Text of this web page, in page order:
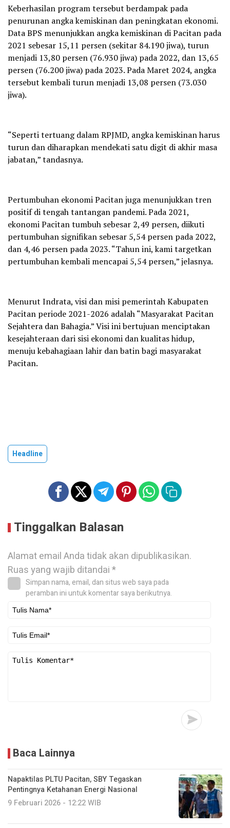
Keberhasilan program tersebut berdampak pada
penurunan angka kemiskinan dan peningkatan ekonomi.
Data BPS menunjukkan angka kemiskinan di Pacitan pada
2021 sebesar 15,11 persen (sekitar 84.190 jiwa), turun
menjadi 13,80 persen (76.930 jiwa) pada 2022, dan 13,65
persen (76.200 jiwa) pada 2023. Pada Maret 2024, angka
tersebut kembali turun menjadi 13,08 persen (73.030
jiwa).
“Seperti tertuang dalam RPJMD, angka kemiskinan harus
turun dan diharapkan mendekati satu digit di akhir masa
jabatan,” tandasnya.
Pertumbuhan ekonomi Pacitan juga menunjukkan tren
positif di tengah tantangan pandemi. Pada 2021,
ekonomi Pacitan tumbuh sebesar 2,49 persen, diikuti
pertumbuhan signifikan sebesar 5,54 persen pada 2022,
dan 4,46 persen pada 2023. “Tahun ini, kami targetkan
pertumbuhan kembali mencapai 5,54 persen,” jelasnya.
Menurut Indrata, visi dan misi pemerintah Kabupaten
Pacitan periode 2021-2026 adalah “Masyarakat Pacitan
Sejahtera dan Bahagia.” Visi ini bertujuan menciptakan
kesejahteraan dari sisi ekonomi dan kualitas hidup,
menuju kebahagiaan lahir dan batin bagi masyarakat
Pacitan.
Headline
Tinggalkan Balasan
Alamat email Anda tidak akan dipublikasikan.
Ruas yang wajib ditandai*
Simpan nama, email, dan situs web saya pada
peramban ini untuk komentar saya berikutnya.
Baca Lainnya
Napaktilas PLTU Pacitan, SBY Tegaskan
Pentingnya Ketahanan Energi Nasional
9 Februari 2026 - 12:22 WIB